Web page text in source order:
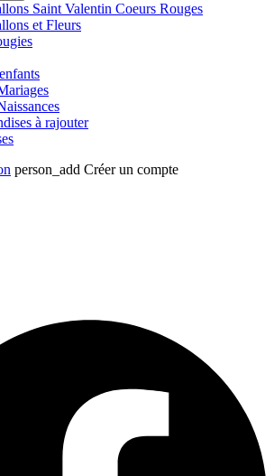
Saint Valentin Coeurs Rouges
et Fleurs
à rajouter
person_add Créer un compte